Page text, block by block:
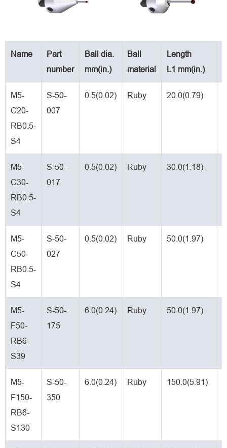
Name
Part
number
Ball dia.
mm(in.)
Ball
material
Length
L1 mm(in.)
M5-
C20-
RB0.5-
S4
S-50-
007
0.5(0.02) Ruby 20.0(0.79)
M5-
C30-
RB0.5-
S4
S-50-
017
0.5(0.02) Ruby 30.0(1.18)
M5-
C50-
RB0.5-
S4
S-50-
027
0.5(0.02) Ruby 50.0(1.97)
M5-
F50-
RB6-
S39
S-50-
175
6.0(0.24) Ruby 50.0(1.97)
M5-
F150-
RB6-
S130
S-50-
350
6.0(0.24) Ruby 150.0(5.91)